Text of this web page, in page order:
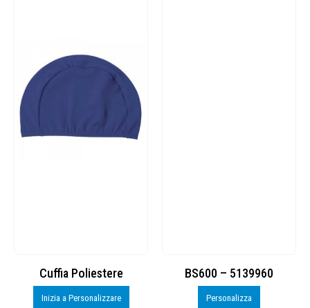
Cuffia Poliestere
Inizia a Personalizzare
BS600 – 5139960
Personalizza